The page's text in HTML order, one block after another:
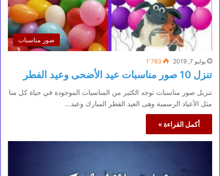
صور مناسبات
يوليو 7, 2019 1٬783
تنزل 10 صور مناسبات عيد الأضحى وعيد الفطر
تنزيل صور مناسبات توجد الكثير من المناسبات الموجودة في حياة كل منا
مثل الأعياد الرسمية وهى العيد الفطر المبارك وعيد…
أكمل القراءة »